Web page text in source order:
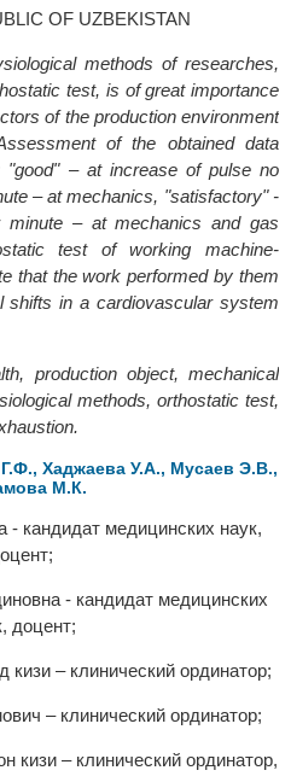
OF UZBEKISTAN
methods of researches,
test, is of great importance
of the production environment
of the obtained data
"good" – at increase of pulse no
– at mechanics, "satisfactory" -
minute – at mechanics and gas
test of working machine-
that the work performed by them
shifts in a cardiovascular system
production object, mechanical
methods, orthostatic test,
Хаджаева У.А., Мусаев Э.В.,
М.К.
- кандидат медицинских наук,
- кандидат медицинских
доцент;
– клинический ординатор;
– клинический ординатор;
– клинический ординатор,